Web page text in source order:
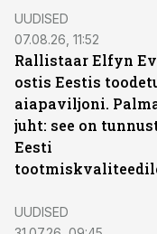
UUDISED
07.08.26, 11:52
Rallistaar Elfyn
ostis Eestis
aiapaviljoni.
juht: see on
Eesti
UUDISED